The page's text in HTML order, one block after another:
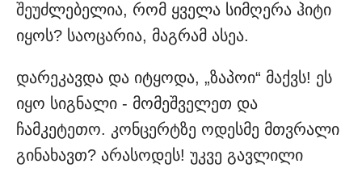
შეუძლებელია, რომ ყველა სიმღერა ჰიტი
იყოს? საოცარია, მაგრამ ასეა.
დარეკავდა და იტყოდა, „ზაპოი“ მაქვს! ეს
იყო სიგნალი - მომეშველეთ და
ჩამკეტეთო. კონცერტზე ოდესმე მთვრალი
გინახავთ? არასოდეს! უკვე გავლილი